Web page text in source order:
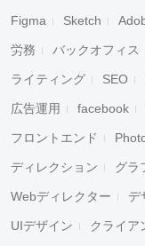
Figma Sketch
労務 バックオフィス
ライティング SEO
広告運用 facebook
フロントエンド
ディレクション グラ
Webディレクター デ
UIデザイン クライア